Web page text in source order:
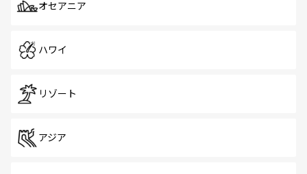
オセアニア
ハワイ
リゾート
アジア